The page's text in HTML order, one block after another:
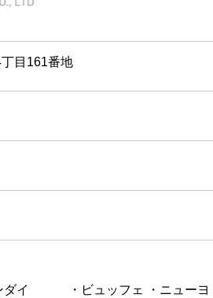
目161番地
イ
・ビュッフェ ・ニューヨ